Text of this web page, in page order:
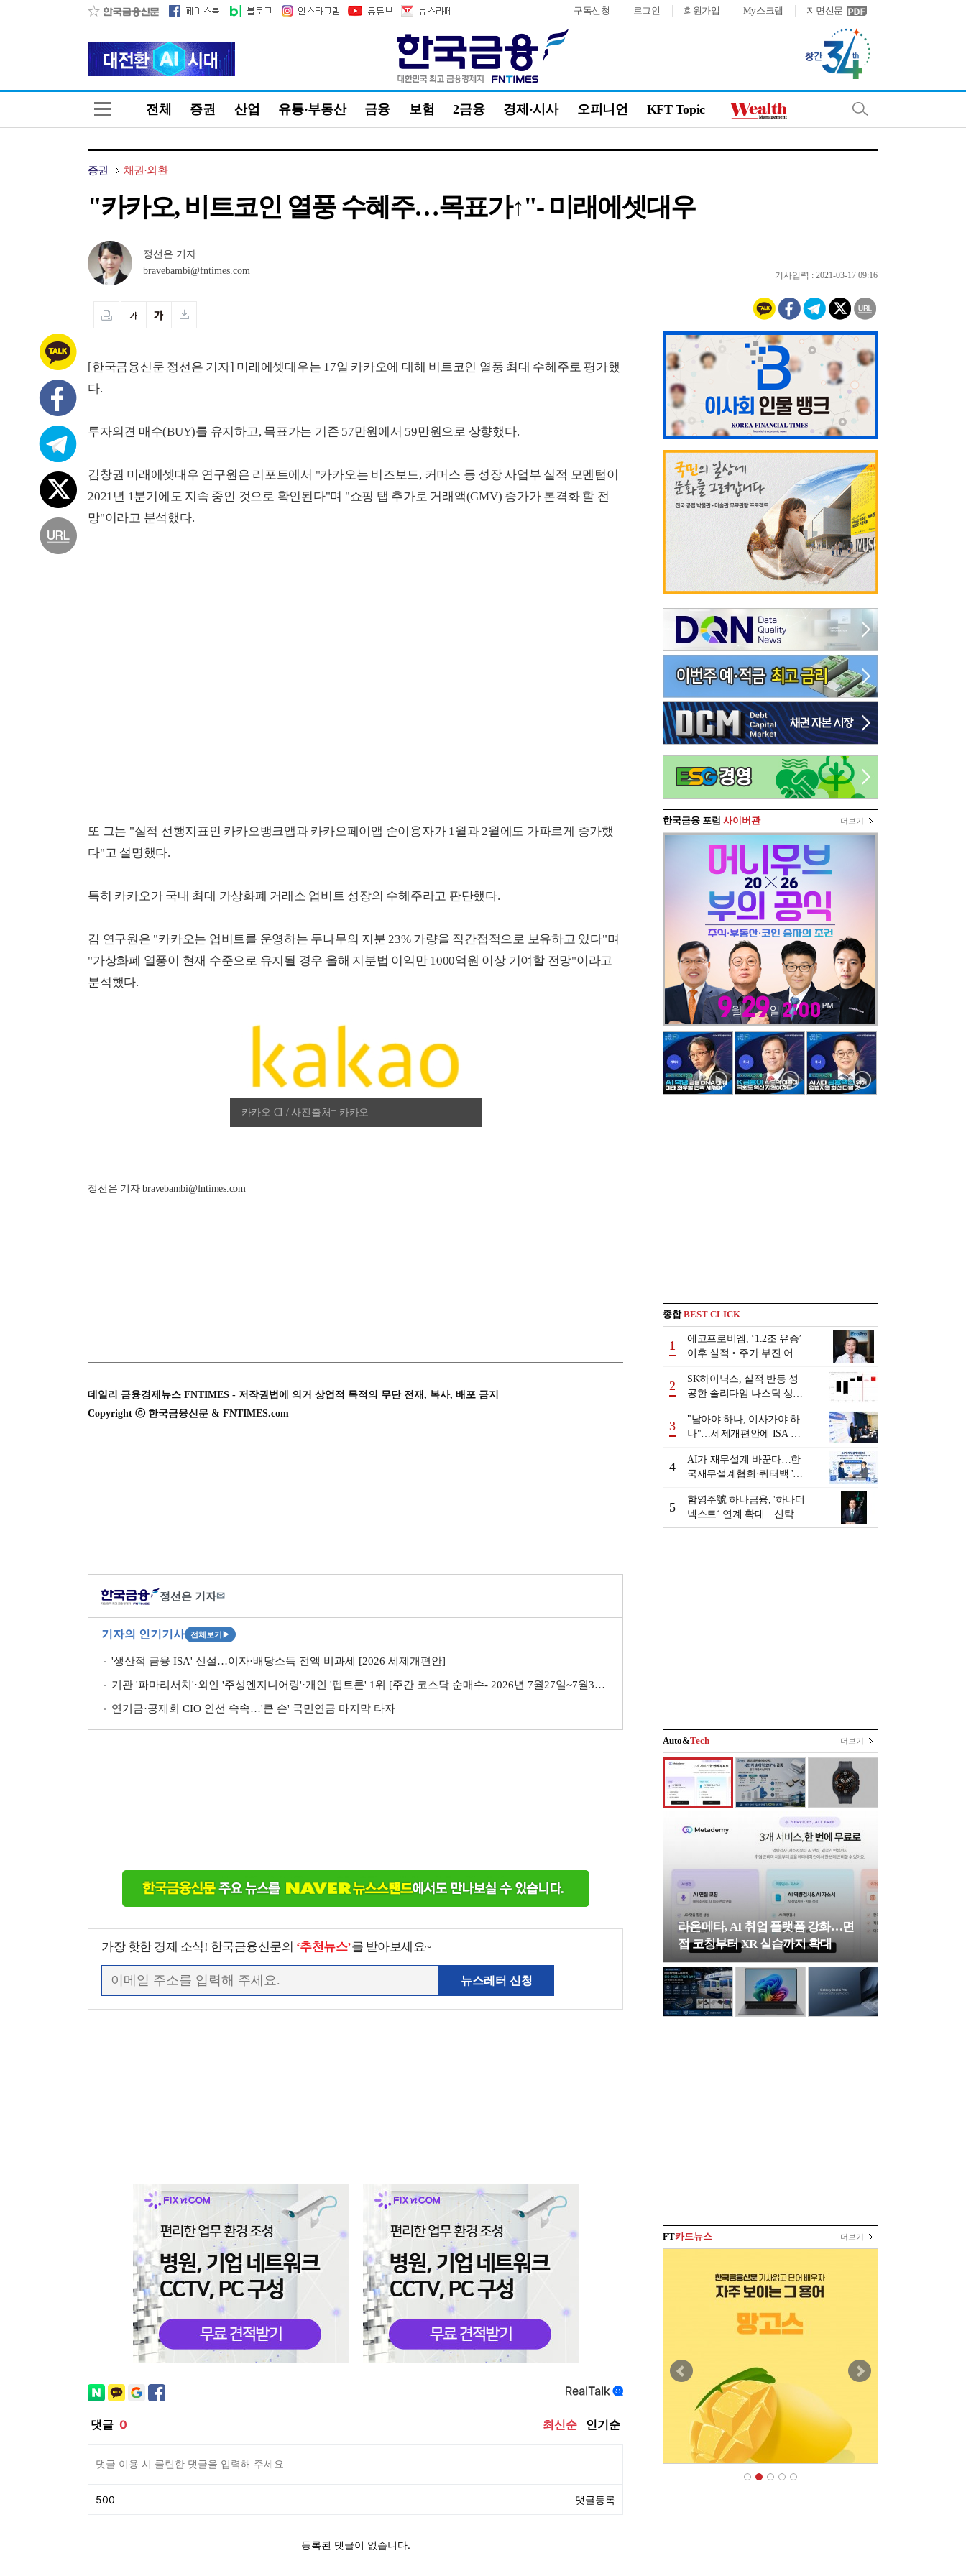
구독신청 로그인 회원가입 My스크랩 지면신문
전체 증권 산업 유통·부동산 금융 보험 2금융 경제·시사 오피니언 KFT Topic
증권 채권·외환
"카카오, 비트코인 열풍 수혜주…목표가↑"- 미래에셋대우
정선은 기자
bravebambi@fntimes.com
기사입력 : 2021-03-17 09:16
[한국금융신문 정선은 기자] 미래에셋대우는 17일 카카오에 대해 비트코인 열풍 최대 수혜주로 평가했
다.
투자의견 매수(BUY)를 유지하고, 목표가는 기존 57만원에서 59만원으로 상향했다.
김창권 미래에셋대우 연구원은 리포트에서 "카카오는 비즈보드, 커머스 등 성장 사업부 실적 모멘텀이
2021년 1분기에도 지속 중인 것으로 확인된다"며 "쇼핑 탭 추가로 거래액(GMV) 증가가 본격화 할 전
망"이라고 분석했다.
또 그는 "실적 선행지표인 카카오뱅크앱과 카카오페이앱 순이용자가 1월과 2월에도 가파르게 증가했
다"고 설명했다.
특히 카카오가 국내 최대 가상화폐 거래소 업비트 성장의 수혜주라고 판단했다.
김 연구원은 "카카오는 업비트를 운영하는 두나무의 지분 23% 가량을 직간접적으로 보유하고 있다"며
"가상화폐 열풍이 현재 수준으로 유지될 경우 올해 지분법 이익만 1000억원 이상 기여할 전망"이라고
분석했다.
카카오 CI / 사진출처= 카카오
정선은 기자 bravebambi@fntimes.com
데일리 금융경제뉴스 FNTIMES - 저작권법에 의거 상업적 목적의 무단 전재, 복사, 배포 금지
Copyright ⓒ 한국금융신문 & FNTIMES.com
정선은 기자✉
기자의 인기기사 전체보기 ▶
'생산적 금융 ISA' 신설…이자·배당소득 전액 비과세 [2026 세제개편안]
기관 '파마리서치'·외인 '주성엔지니어링'·개인 '펩트론' 1위 [주간 코스닥 순매수- 2026년 7월27일~7월31일]
연기금·공제회 CIO 인선 속속…'큰 손' 국민연금 마지막 타자
가장 핫한 경제 소식! 한국금융신문의 ‘추천뉴스’를 받아보세요~
뉴스레터 신청
한국금융 포럼 사이버관 더보기
종합BEST CLICK
1
에코프로비엠, ‘1.2조 유증’
이후 실적‧주가 부진 어쩌
2
SK하이닉스, 실적 반등 성
공한 솔리다임 나스닥 상장
3
"남아야 하나, 이사가야 하
나"…세제개편안에 ISA 투
4
AI가 재무설계 바꾼다…한
국재무설계협회·쿼터백 '베
5
함영주號 하나금융, '하나더
넥스트‘ 연계 확대…신탁수
수료 2배 증가 효과 [금융 시
Auto&Tech 더보기
라온메타, AI 취업 플랫폼 강화…면
접 코칭부터 XR 실습까지 확대
FT카드뉴스 더보기